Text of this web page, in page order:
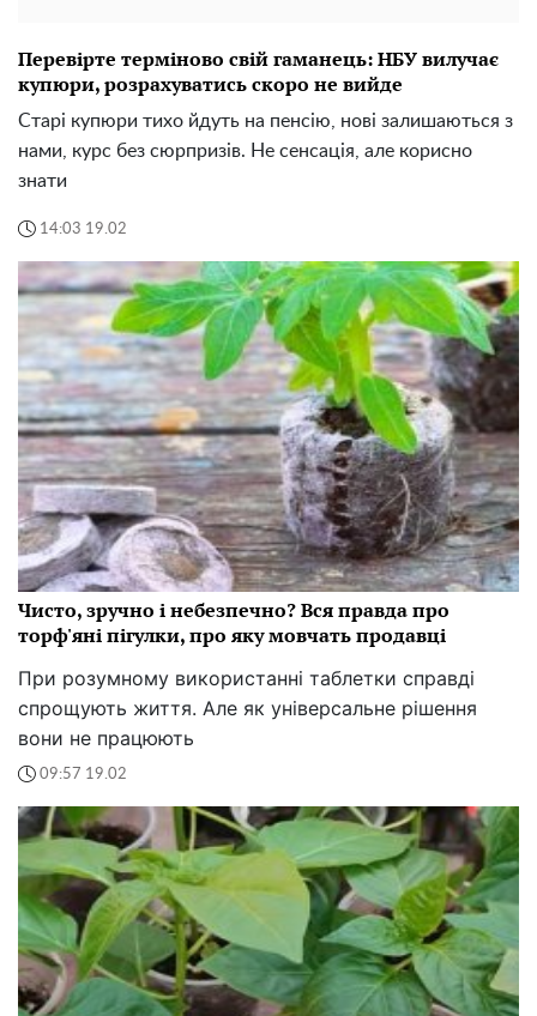
Перевірте терміново свій гаманець: НБУ вилучає
купюри, розрахуватись скоро не вийде
Старі купюри тихо йдуть на пенсію, нові залишаються з
нами, курс без сюрпризів. Не сенсація, але корисно
знати
14:03 19.02
Чисто, зручно і небезпечно? Вся правда про
торф'яні пігулки, про яку мовчать продавці
При розумному використанні таблетки справді
спрощують життя. Але як універсальне рішення
вони не працюють
09:57 19.02